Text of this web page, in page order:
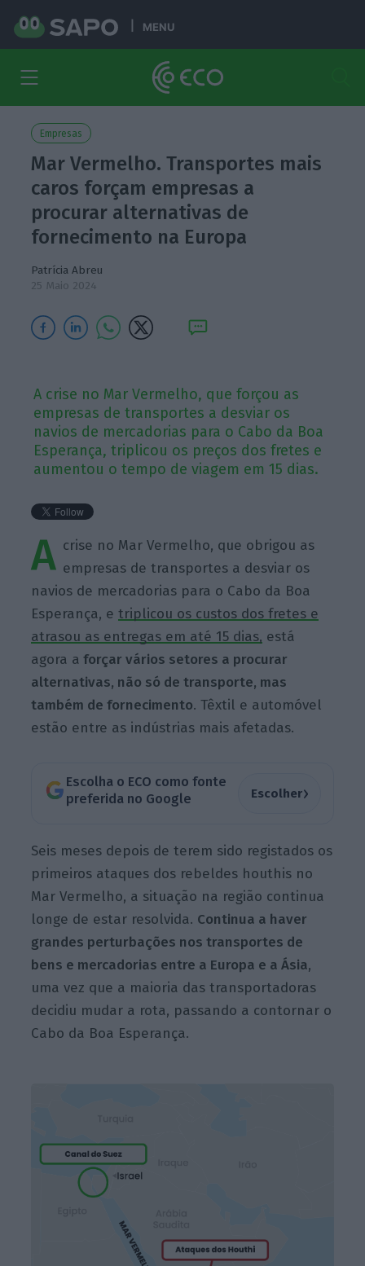
MENU
Empresas
Mar Vermelho. Transportes mais
caros forçam empresas a
procurar alternativas de
fornecimento na Europa
Patrícia Abreu
25 Maio 2024
A crise no Mar Vermelho, que forçou as
empresas de transportes a desviar os
navios de mercadorias para o Cabo da Boa
Esperança, triplicou os preços dos fretes e
aumentou o tempo de viagem em 15 dias.
A crise no Mar Vermelho, que obrigou as
empresas de transportes a desviar os
navios de mercadorias para o Cabo da Boa
Esperança, etriplicou os custos dos fretes e
atrasou as entregas em até 15 dias, está
agora a forçar vários setores a procurar
alternativas, não só de transporte, mas
também de fornecimento. Têxtil e automóvel
estão entre as indústrias mais afetadas.
Escolha o ECO como fonte
preferida no Google
Escolher›
Seis meses depois de terem sido registados os
primeiros ataques dos rebeldes houthis no
Mar Vermelho, a situação na região continua
longe de estar resolvida. Continua a haver
grandes perturbações nos transportes de
bens e mercadorias entre a Europa e a Ásia,
uma vez que a maioria das transportadoras
decidiu mudar a rota, passando a contornar o
Cabo da Boa Esperança.